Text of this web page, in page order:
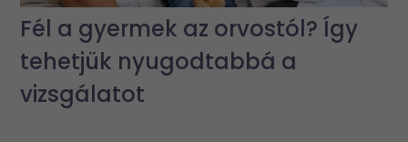
Fél a gyermek az orvostól? Így
tehetjük nyugodtabbá a
vizsgálatot